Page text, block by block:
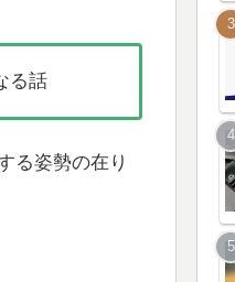
る話
る姿勢の在り